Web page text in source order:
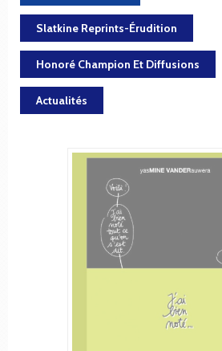
Slatkine Reprints-Érudition
Honoré Champion Et Diffusions
Actualités